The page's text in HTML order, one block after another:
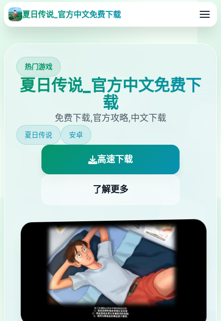
夏日传说_官方中文免费下载
热门游戏
夏日传说_官方中文免费下
载
免费下载,官方攻略,中文下载
夏日传说 安卓
高速下载
了解更多